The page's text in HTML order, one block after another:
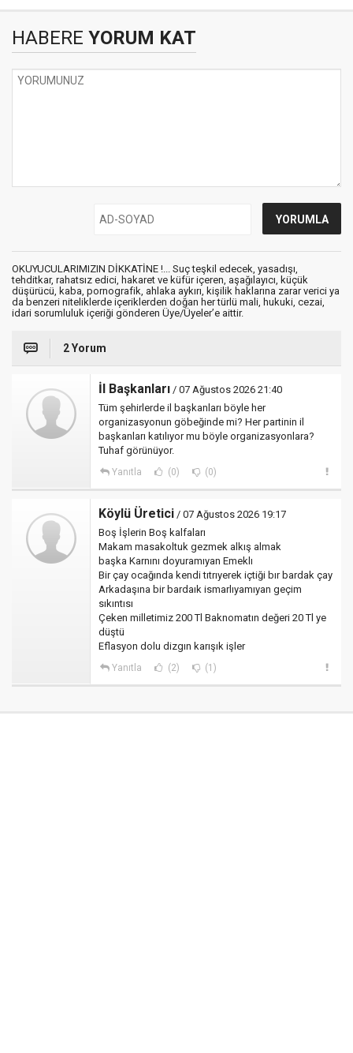
HABERE YORUM KAT
OKUYUCULARIMIZIN DİKKATİNE !... Suç teşkil edecek, yasadışı,
tehditkar, rahatsız edici, hakaret ve küfür içeren, aşağılayıcı, küçük
düşürücü, kaba, pornografik, ahlaka aykırı, kişilik haklarına zarar verici ya
da benzeri niteliklerde içeriklerden doğan her türlü mali, hukuki, cezai,
idari sorumluluk içeriği gönderen Üye/Üyeler’e aittir.
2 Yorum
İl Başkanları / 07 Ağustos 2026 21:40
Tüm şehirlerde il başkanları böyle her
organizasyonun göbeğinde mi? Her partinin il
başkanları katılıyor mu böyle organizasyonlara?
Tuhaf görünüyor.
Yanıtla (0) (0)
Köylü Üretici / 07 Ağustos 2026 19:17
Boş İşlerin Boş kalfaları
Makam masakoltuk gezmek alkış almak
başka Karnını doyuramıyan Emeklı
Bir çay ocağında kendi tıtrıyerek içtiği bır bardak çay
Arkadaşına bir bardaık ismarlıyamıyan geçim
sıkıntısı
Çeken milletimiz 200 Tl Baknomatın değeri 20 Tl ye
düştü
Eflasyon dolu dizgın karışık işler
Yanıtla (2) (1)